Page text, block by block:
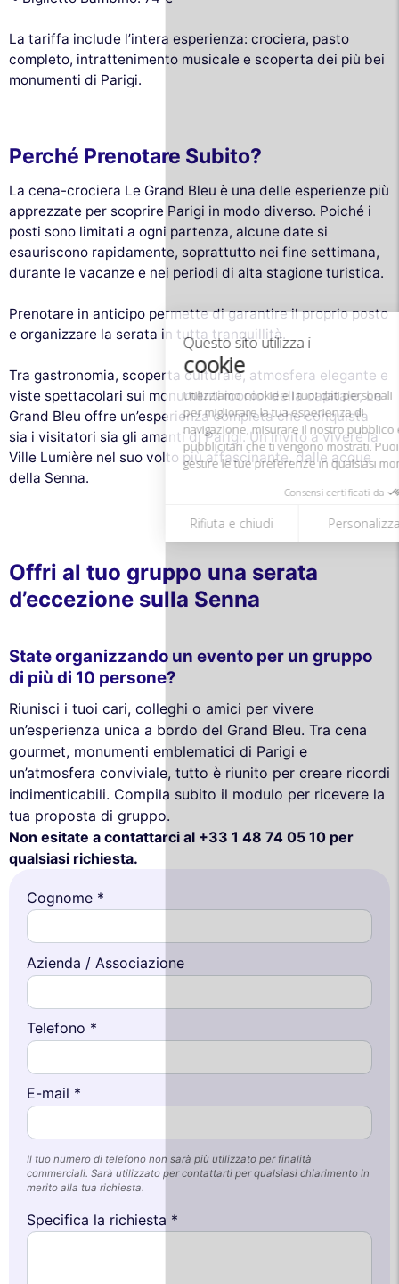
Questo sito utilizza i
cookie
Utilizziamo cookie e i tuoi dati personali
navigazione, misurare il nostro pubblico e personalizzare gli annunci
pubblicitari che ti vengono mostrati. Puoi accettare, rifiutare o
gestire le tue preferenze in qualsiasi momento.
Consensi certificati da
Rifiuta e chiudi Personalizza Accetta e chiudi
La tariffa include l’intera esperienza: crociera, pasto
completo, intrattenimento musicale e scoperta dei più bei
monumenti di Parigi.
Perché Prenotare Subito?
La cena-crociera Le Grand Bleu è una delle esperienze più
apprezzate per scoprire Parigi in modo diverso. Poiché i
posti sono limitati a ogni partenza, alcune date si
esauriscono rapidamente, soprattutto nei fine settimana,
durante le vacanze e nei periodi di alta stagione turistica.
Prenotare in anticipo permette di garantire il proprio posto
e organizzare la serata in tutta tranquillità.
Tra gastronomia, scoperta culturale, atmosfera elegante e
viste spettacolari sui monumenti iconici della capitale, Le
Grand Bleu offre un’esperienza completa che conquista
sia i visitatori sia gli amanti di Parigi. Un invito a vivere la
Ville Lumière nel suo volto più affascinante, dalle acque
della Senna.
Offri al tuo gruppo una serata
d’eccezione sulla Senna
State organizzando un evento per un gruppo
di più di 10 persone?
Riunisci i tuoi cari, colleghi o amici per vivere
un’esperienza unica a bordo del Grand Bleu. Tra cena
gourmet, monumenti emblematici di Parigi e
un’atmosfera conviviale, tutto è riunito per creare ricordi
indimenticabili. Compila subito il modulo per ricevere la
tua proposta di gruppo.
Non esitate a contattarci al +33 1 48 74 05 10 per
qualsiasi richiesta.
Cognome *
Azienda / Associazione
Telefono *
E-mail *
Il tuo numero di telefono non sarà più utilizzato per finalità
commerciali. Sarà utilizzato per contattarti per qualsiasi chiarimento in
merito alla tua richiesta.
Specifica la richiesta *